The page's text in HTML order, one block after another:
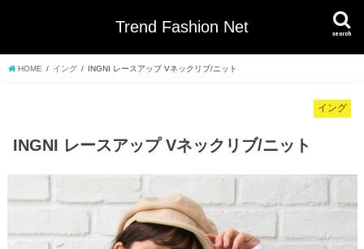
Trend Fashion Net search
HOME イング INGNI レースアップ Vネックリブ/ニット
イング
INGNI レースアップ Vネックリブ/ニット